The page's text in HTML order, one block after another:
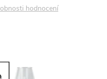
hodnocení